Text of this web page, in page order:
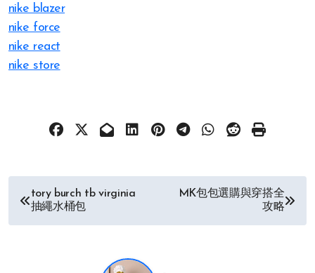
nike blazer
nike force
nike react
nike store
文
章
tory burch tb virginia
抽繩水桶包
MK包包選購與穿搭全
攻略